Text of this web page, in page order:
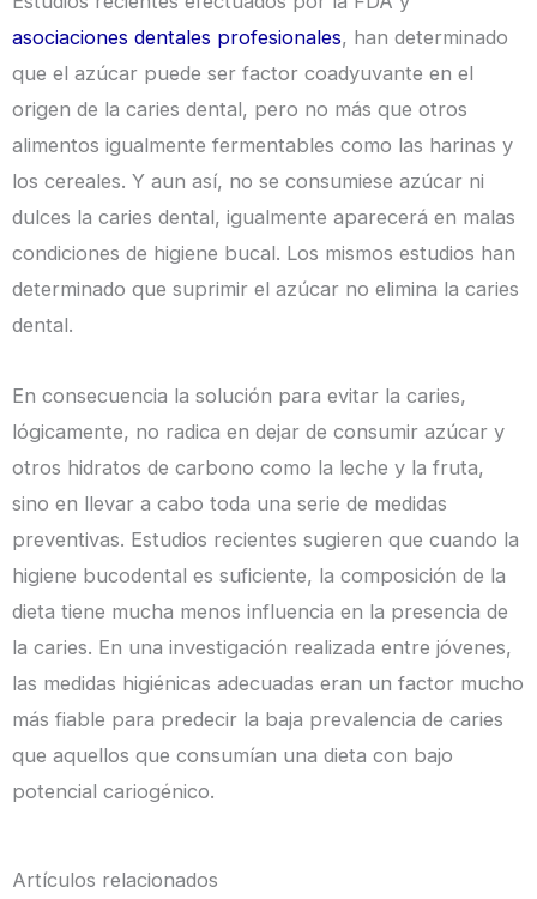
asociaciones dentales profesionales, han determinado
que el azúcar puede ser factor coadyuvante en el
origen de la caries dental, pero no más que otros
alimentos igualmente fermentables como las harinas y
los cereales. Y aun así, no se consumiese azúcar ni
dulces la caries dental, igualmente aparecerá en malas
condiciones de higiene bucal. Los mismos estudios han
determinado que suprimir el azúcar no elimina la caries
dental.
En consecuencia la solución para evitar la caries,
lógicamente, no radica en dejar de consumir azúcar y
otros hidratos de carbono como la leche y la fruta,
sino en llevar a cabo toda una serie de medidas
preventivas. Estudios recientes sugieren que cuando la
higiene bucodental es suficiente, la composición de la
dieta tiene mucha menos influencia en la presencia de
la caries. En una investigación realizada entre jóvenes,
las medidas higiénicas adecuadas eran un factor mucho
más fiable para predecir la baja prevalencia de caries
que aquellos que consumían una dieta con bajo
potencial cariogénico.
Artículos relacionados